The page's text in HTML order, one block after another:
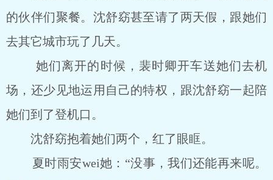
的伙伴们聚餐。沈舒窈甚至请了两天假，跟她们
去其它城市玩了几天。
她们离开的时候，裴时卿开车送她们去机
场，还少见地运用自己的特权，跟沈舒窈一起陪
她们到了登机口。
沈舒窈抱着她们两个，红了眼眶。
夏时雨安wei她：“没事，我们还能再来呢。